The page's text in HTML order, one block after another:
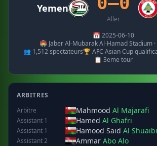
Yemen
Aller
📅 2025-06-10
🏟️ Jaber Al-Mubarak Al-Hamad Stadium
👥 1,512 spectateurs🏆 AFC Asian Cup
📋 3eme tour
ARBITRES
Arbitre
Mahmood Al Majarafi
Assistant 1 Hamed Al Ghafri
Assistant 1 Hamood Said Al Shuaibi
Assistant 2 Ammar Abo Alo